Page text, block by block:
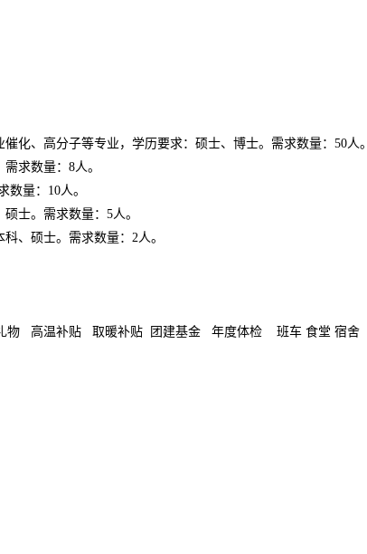
化、高分子等专业，学历要求：硕士、博士。需求数量：50人。
求数量：8人。
量：10人。
士。需求数量：5人。
、硕士。需求数量：2人。
物 高温补贴 取暖补贴 团建基金 年度体检 班车 食堂 宿舍